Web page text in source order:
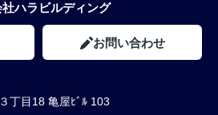
ハラビルディング
お問い合わせ
丁目18 亀屋ﾋﾞﾙ 103